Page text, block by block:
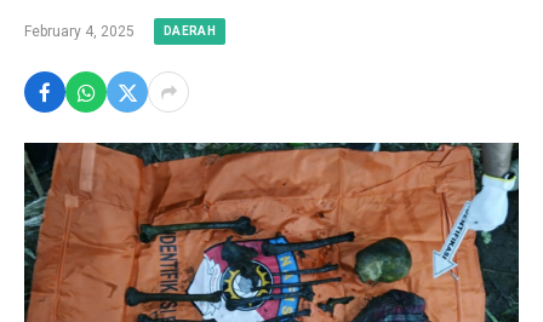
February 4, 2025 DAERAH